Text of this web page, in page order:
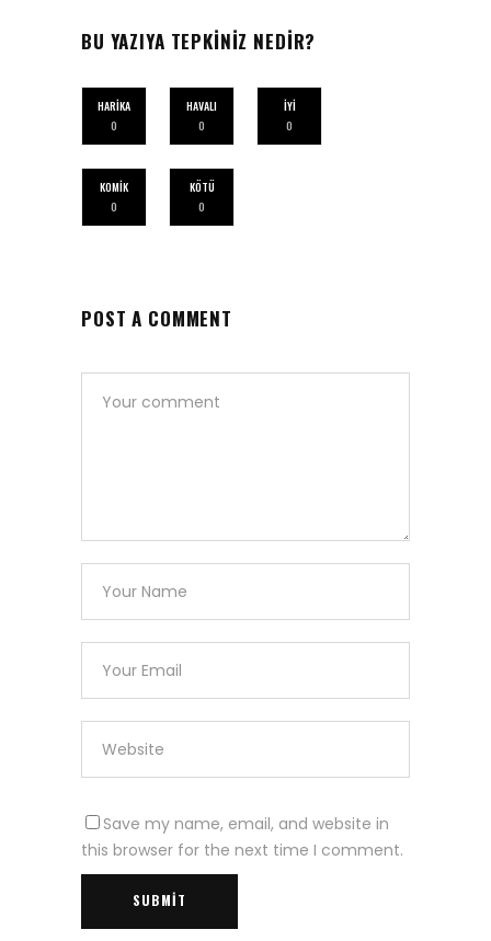
BU YAZIYA TEPKİNİZ NEDİR?
HARIKA
0
HAVALI
0
İYI
0
KOMIK
0
KÖTÜ
0
POST A COMMENT
Save my name, email, and website in
this browser for the next time I comment.